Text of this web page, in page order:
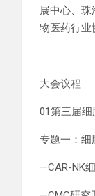
展中心、
物医药行业
大会议程
01第三届
专题一：细
—CAR-NK